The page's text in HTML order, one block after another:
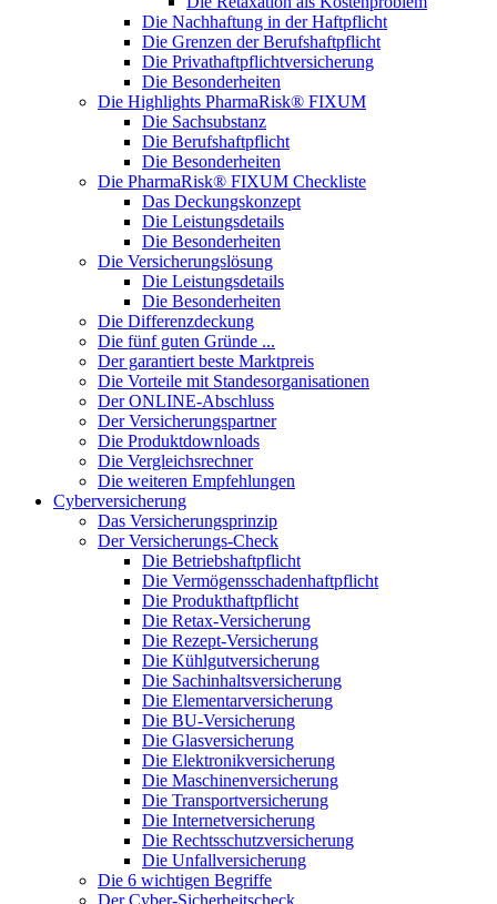
Die Nachhaftung in der Haftpflicht
Die Grenzen der Berufshaftpflicht
Die Privathaftpflichtversicherung
Die Besonderheiten
Die Highlights PharmaRisk® FIXUM
Die Sachsubstanz
Die Berufshaftpflicht
Die Besonderheiten
Die PharmaRisk® FIXUM Checkliste
Das Deckungskonzept
Die Leistungsdetails
Die Besonderheiten
Die Versicherungslösung
Die Leistungsdetails
Die Besonderheiten
Die Differenzdeckung
Die fünf guten Gründe ...
Der garantiert beste Marktpreis
Die Vorteile mit Standesorganisationen
Der ONLINE-Abschluss
Der Versicherungspartner
Die Produktdownloads
Die Vergleichsrechner
Die weiteren Empfehlungen
Cyberversicherung
Das Versicherungsprinzip
Der Versicherungs-Check
Die Betriebshaftpflicht
Die Vermögensschadenhaftpflicht
Die Produkthaftpflicht
Die Retax-Versicherung
Die Rezept-Versicherung
Die Kühlgutversicherung
Die Sachinhaltsversicherung
Die Elementarversicherung
Die BU-Versicherung
Die Glasversicherung
Die Elektronikversicherung
Die Maschinenversicherung
Die Transportversicherung
Die Internetversicherung
Die Rechtsschutzversicherung
Die Unfallversicherung
Die 6 wichtigen Begriffe
Der Cyber-Sicher­heits­check